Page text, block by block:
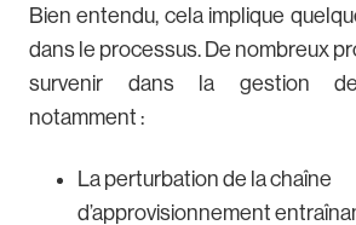
Bien entendu, cela implique
dans le processus. De nombreux
survenir dans la gestion
notamment :
La perturbation de la chaîne
d’approvisionnement